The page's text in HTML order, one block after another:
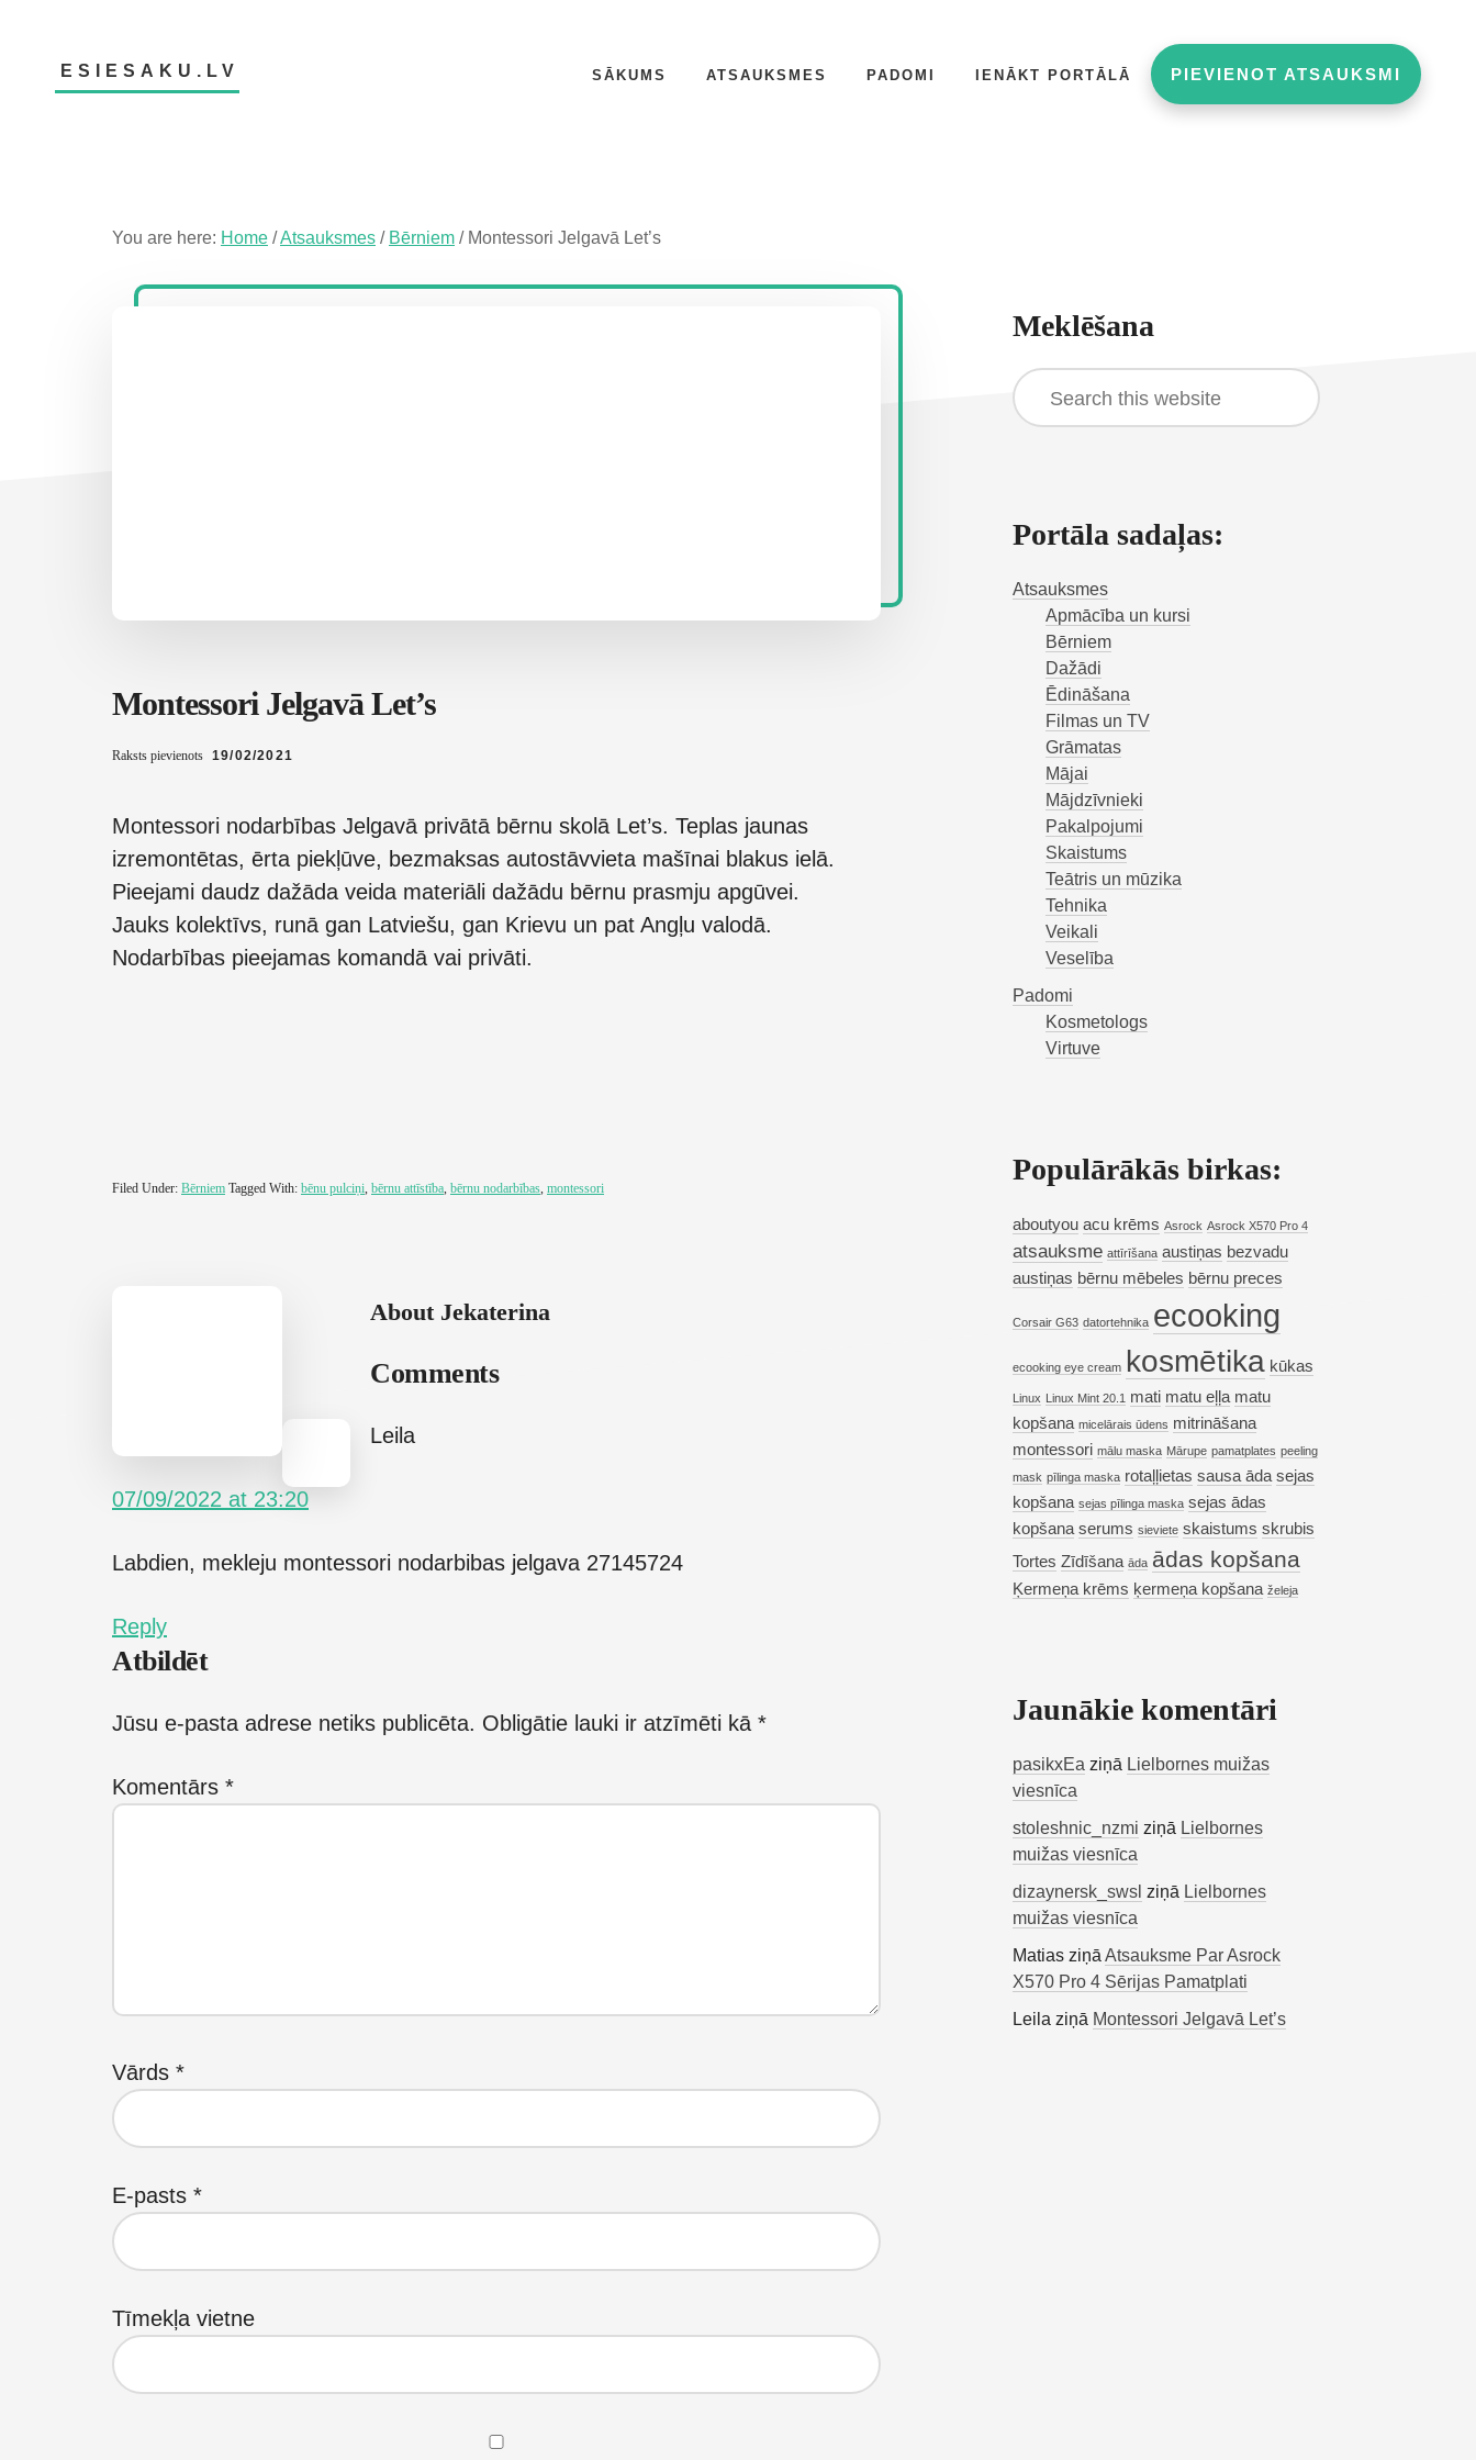
ESIESAKU.LV
SĀKUMS ATSAUKSMES PADOMI IENĀKT PORTĀLĀ PIEVIENOT ATSAUKSMI
You are here: Home /Atsauksmes / Bērniem /Montessori Jelgavā Let’s
Montessori Jelgavā Let’s
Raksts pievienots 19/02/2021
Montessori nodarbības Jelgavā privātā bērnu skolā Let’s. Teplas jaunas
izremontētas, ērta piekļūve, bezmaksas autostāvvieta mašīnai blakus ielā.
Pieejami daudz dažāda veida materiāli dažādu bērnu prasmju apgūvei.
Jauks kolektīvs, runā gan Latviešu, gan Krievu un pat Angļu valodā.
Nodarbības pieejamas komandā vai privāti.
Filed Under: Bērniem Tagged With: bēnu pulciņi, bērnu attīstība, bērnu nodarbības, montessori
About Jekaterina
Comments
Leila
07/09/2022 at 23:20
Labdien, mekleju montessori nodarbibas jelgava 27145724
Reply
Atbildēt
Jūsu e-pasta adrese netiks publicēta. Obligātie lauki ir atzīmēti kā *
Komentārs *
Vārds *
E-pasts *
Tīmekļa vietne
Sidebar
Meklēšana
Search
this
website
Portāla sadaļas:
Atsauksmes
Apmācība un kursi
Bērniem
Dažādi
Ēdināšana
Filmas un TV
Grāmatas
Mājai
Mājdzīvnieki
Pakalpojumi
Skaistums
Teātris un mūzika
Tehnika
Veikali
Veselība
Padomi
Kosmetologs
Virtuve
Populārākās birkas:
aboutyou acu krēms Asrock Asrock X570 Pro 4
atsauksme attīrīšana austiņas bezvadu
austiņas bērnu mēbeles bērnu preces
Corsair G63 datortehnika ecooking
ecooking eye cream kosmētika kūkas
Linux Linux Mint 20.1 mati matu eļļa matu
kopšana micelārais ūdens mitrināšana
montessori mālu maska Mārupe pamatplates peeling
mask pīlinga maska rotaļļietas sausa āda sejas
kopšana sejas pīlinga maska sejas ādas
kopšana serums sieviete skaistums skrubis
Tortes Zīdīšana āda ādas kopšana
Ķermeņa krēms ķermeņa kopšana želeja
Jaunākie komentāri
pasikxEa ziņā Lielbornes muižas
viesnīca
stoleshnic_nzmi ziņā Lielbornes
muižas viesnīca
dizaynersk_swsl ziņā Lielbornes
muižas viesnīca
Matias ziņā Atsauksme Par Asrock
X570 Pro 4 Sērijas Pamatplati
Leila ziņā Montessori Jelgavā Let’s